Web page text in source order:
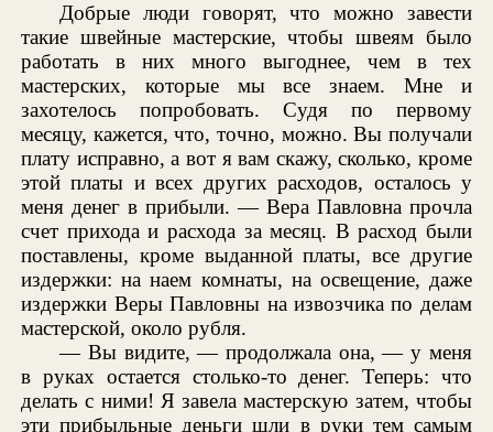
Добрые люди говорят, что можно завести
такие швейные мастерские, чтобы швеям было
работать в них много выгоднее, чем в тех
мастерских, которые мы все знаем. Мне и
захотелось попробовать. Судя по первому
месяцу, кажется, что, точно, можно. Вы получали
плату исправно, а вот я вам скажу, сколько, кроме
этой платы и всех других расходов, осталось у
меня денег в прибыли. — Вера Павловна прочла
счет прихода и расхода за месяц. В расход были
поставлены, кроме выданной платы, все другие
издержки: на наем комнаты, на освещение, даже
издержки Веры Павловны на извозчика по делам
мастерской, около рубля.
— Вы видите, — продолжала она, — у меня
в руках остается столько-то денег. Теперь: что
делать с ними! Я завела мастерскую затем, чтобы
эти прибыльные деньги шли в руки тем самым